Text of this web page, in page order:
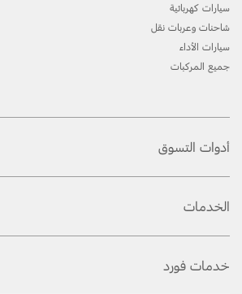
سيارات كهربائية
شاحنات وعربات نقل
سيارات الأداء
جميع المركبات
أدوات التسوق
الخدمات
خدمات فورد